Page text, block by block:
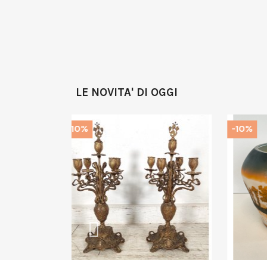
LE NOVITA' DI OGGI
-10% -